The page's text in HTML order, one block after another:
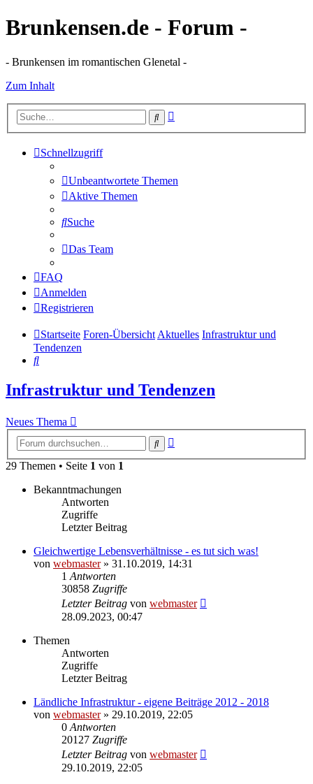
Brunkensen.de - Forum -
- Brunkensen im romantischen Glenetal -
Zum Inhalt
Suche
Schnellzugriff
Unbeantwortete Themen
Aktive Themen
Suche
Das Team
FAQ
Anmelden
Registrieren
Startseite Foren-ÜbersichtAktuelles Infrastruktur und
Tendenzen
Suche
Infrastruktur und Tendenzen
Neues Thema
Suche
29 Themen • Seite 1 von 1
Bekanntmachungen
Antworten
Zugriffe
Letzter Beitrag
Gleichwertige Lebensverhältnisse - es tut sich was!
von webmaster» 31.10.2019, 14:31
1 Antworten
30858 Zugriffe
Letzter Beitrag von webmaster
28.09.2023, 00:47
Themen
Antworten
Zugriffe
Letzter Beitrag
Ländliche Infrastruktur - eigene Beiträge 2012 - 2018
von webmaster» 29.10.2019, 22:05
0 Antworten
20127 Zugriffe
Letzter Beitrag von webmaster
29.10.2019, 22:05